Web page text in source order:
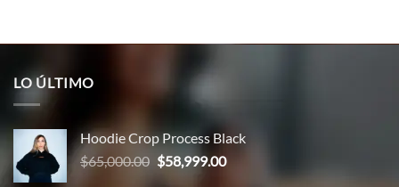
LO ÚLTIMO
Hoodie Crop Process Black
$65,000.00 El
$58,999.00El